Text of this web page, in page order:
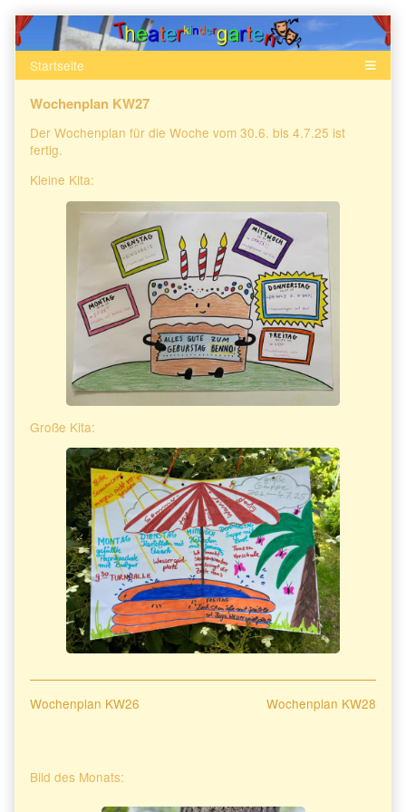
Skip
to
content
Wochenplan KW27
Der Wochenplan für die Woche vom 30.6. bis 4.7.25 ist
fertig.
Kleine Kita:
Große Kita:
Beitragsnavigation
Previous
Wochenplan KW26
Next
Wochenplan KW28
Primary
Bild des Monats: